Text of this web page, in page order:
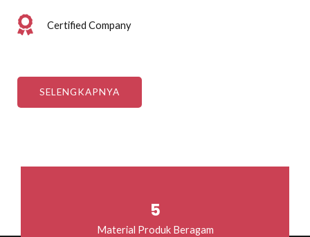
Certified Company
SELENGKAPNYA
5
Material Produk Beragam